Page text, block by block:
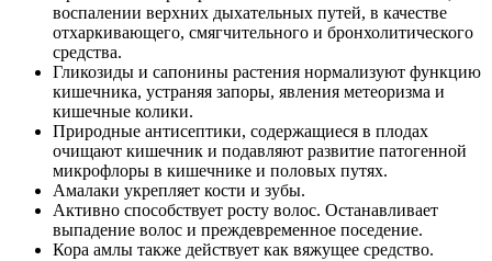
воспалении верхних дыхательных путей, в качестве
отхаркивающего, смягчительного и бронхолитического
средства.
Гликозиды и сапонины растения нормализуют функцию
кишечника, устраняя запоры, явления метеоризма и
кишечные колики.
Природные антисептики, содержащиеся в плодах
очищают кишечник и подавляют развитие патогенной
микрофлоры в кишечнике и половых путях.
Амалаки укрепляет кости и зубы.
Активно способствует росту волос. Останавливает
выпадение волос и преждевременное поседение.
Кора амлы также действует как вяжущее средство.